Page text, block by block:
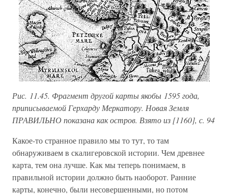
Рис. 11.45. Фрагмент другой карты якобы 1595 года,
приписываемой Герхарду Меркатору. Новая Земля
ПРАВИЛЬНО показана как остров. Взято из [1160], с. 94
Какое-то странное правило мы то тут, то там
обнаруживаем в скалигеровской истории. Чем древнее
карта, тем она лучше. Как мы теперь понимаем, в
правильной истории должно быть наоборот. Ранние
карты, конечно, были несовершенными, но потом